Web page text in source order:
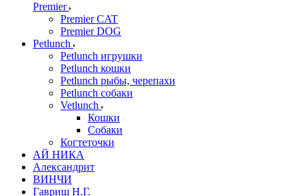
Premier
Premier CAT
Premier DOG
Petlunch
Petlunch игрушки
Petlunch кошки
Petlunch рыбы, черепахи
Petlunch собаки
Vetlunch
Кошки
Собаки
Когтеточки
АЙ НИКА
Александрит
ВИНЧИ
Гавриш Н.Г.